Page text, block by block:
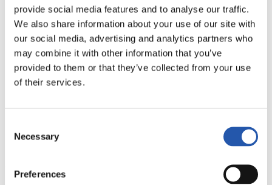
provide social media features and to analyse our traffic.
We also share information about your use of our site with
our social media, advertising and analytics partners who
may combine it with other information that you’ve
provided to them or that they’ve collected from your use
of their services.
Selection
Necessary
Preferences
ENTRENAMIENTO